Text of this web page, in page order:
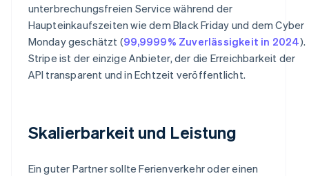
unterbrechungsfreien Service während der
Haupteinkaufszeiten wie dem Black Friday und dem Cyber
Monday geschätzt (99,9999% Zuverlässigkeit in 2024).
Stripe ist der einzige Anbieter, der die Erreichbarkeit der
API transparent und in Echtzeit veröffentlicht.
Skalierbarkeit und Leistung
Ein guter Partner sollte Ferienverkehr oder einen